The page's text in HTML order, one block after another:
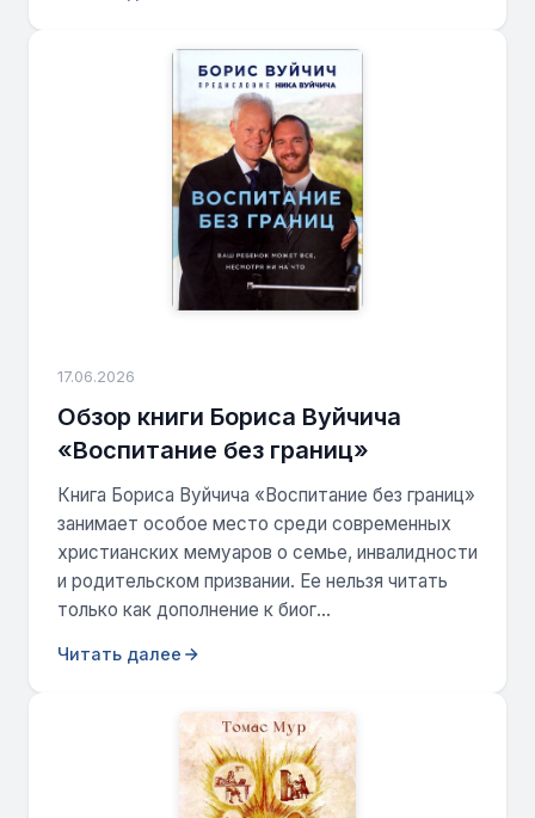
17.06.2026
Обзор книги Бориса Вуйчича
«Воспитание без границ»
Книга Бориса Вуйчича «Воспитание без границ»
занимает особое место среди современных
христианских мемуаров о семье, инвалидности
и родительском призвании. Ее нельзя читать
только как дополнение к биог...
Читать далее